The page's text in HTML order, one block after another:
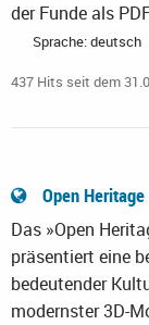
der Funde als
Sprache: deutsch
437 Hits seit dem
Open Heritage
Das »Open
präsentiert eine
bedeutender
modernster 3D-